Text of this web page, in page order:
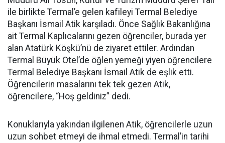
ile birlikte Termal’e gelen kafileyi Termal Belediye
Başkanı İsmail Atik karşıladı. Önce Sağlık Bakanlığına
ait Termal Kaplıcalarını gezen öğrenciler, burada yer
alan Atatürk Köşkü’nü de ziyaret ettiler. Ardından
Termal Büyük Otel’de öğlen yemeği yiyen öğrencilere
Termal Belediye Başkanı İsmail Atik de eşlik etti.
Öğrencilerin masalarını tek tek gezen Atik,
öğrencilere, “Hoş geldiniz” dedi.
Konuklarıyla yakından ilgilenen Atik, öğrencilerle uzun
uzun sohbet etmeyi de ihmal etmedi. Termal’in tarihi